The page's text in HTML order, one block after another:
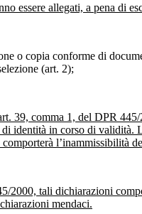
essere allegati, a pena di
o copia conforme di
(art. 2);
39, comma 1, del DPR
identità in corso di validità.
l’inammissibilità
2000, tali dichiarazioni
mendaci.